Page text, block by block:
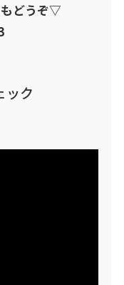
もどうぞ▽
ック